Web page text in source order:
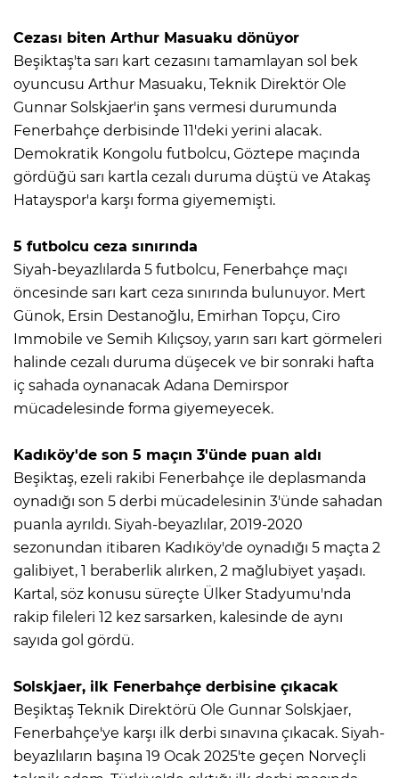
Cezası biten Arthur Masuaku dönüyor
Beşiktaş'ta sarı kart cezasını tamamlayan sol bek
oyuncusu Arthur Masuaku, Teknik Direktör Ole
Gunnar Solskjaer'in şans vermesi durumunda
Fenerbahçe derbisinde 11'deki yerini alacak.
Demokratik Kongolu futbolcu, Göztepe maçında
gördüğü sarı kartla cezalı duruma düştü ve Atakaş
Hatayspor'a karşı forma giyememişti.
5 futbolcu ceza sınırında
Siyah-beyazlılarda 5 futbolcu, Fenerbahçe maçı
öncesinde sarı kart ceza sınırında bulunuyor. Mert
Günok, Ersin Destanoğlu, Emirhan Topçu, Ciro
Immobile ve Semih Kılıçsoy, yarın sarı kart görmeleri
halinde cezalı duruma düşecek ve bir sonraki hafta
iç sahada oynanacak Adana Demirspor
mücadelesinde forma giyemeyecek.
Kadıköy'de son 5 maçın 3'ünde puan aldı
Beşiktaş, ezeli rakibi Fenerbahçe ile deplasmanda
oynadığı son 5 derbi mücadelesinin 3'ünde sahadan
puanla ayrıldı. Siyah-beyazlılar, 2019-2020
sezonundan itibaren Kadıköy'de oynadığı 5 maçta 2
galibiyet, 1 beraberlik alırken, 2 mağlubiyet yaşadı.
Kartal, söz konusu süreçte Ülker Stadyumu'nda
rakip fileleri 12 kez sarsarken, kalesinde de aynı
sayıda gol gördü.
Solskjaer, ilk Fenerbahçe derbisine çıkacak
Beşiktaş Teknik Direktörü Ole Gunnar Solskjaer,
Fenerbahçe'ye karşı ilk derbi sınavına çıkacak. Siyah-
beyazlıların başına 19 Ocak 2025'te geçen Norveçli